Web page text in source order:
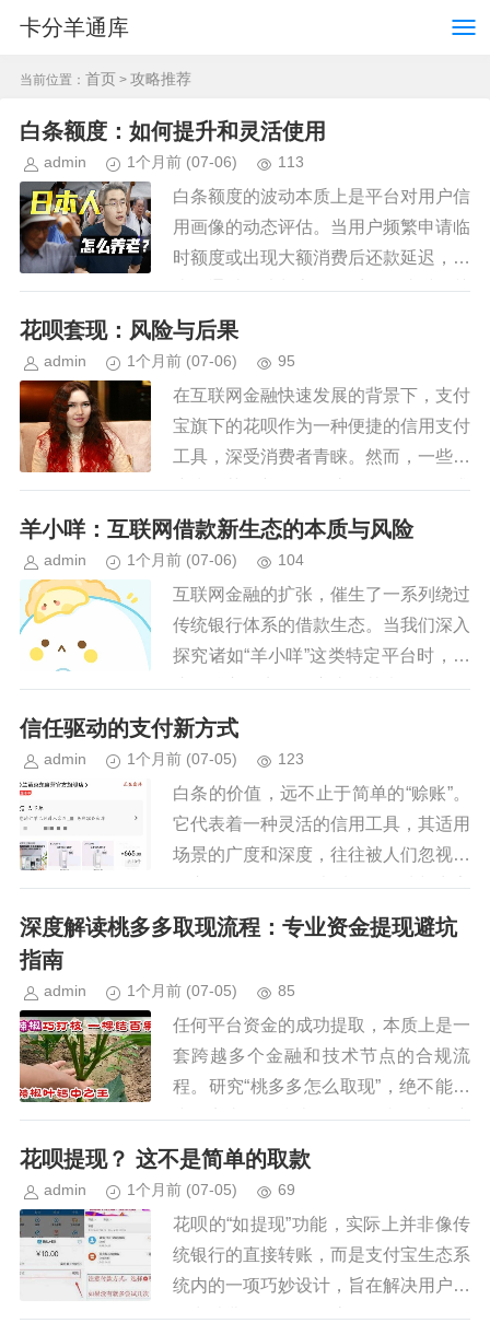
卡分羊通库
当前位置： 首页 > 攻略推荐
白条额度：如何提升和灵活使用
admin 1个月前 (07-06) 113
白条额度的波动本质上是平台对用户信
用画像的动态评估。当用户频繁申请临
时额度或出现大额消费后还款延迟，系
统会通过算法判定风险系数。此时需关
注账单周期内的消费频次与金额分布，
花呗套现：风险与后果
admin 1个月前 (07-06) 95
在互联网金融快速发展的背景下，支付
宝旗下的花呗作为一种便捷的信用支付
工具，深受消费者青睐。然而，一些用
户为了获取额外资金流动性，开始寻求
通过套现的方式来提取花呗额度内的资
羊小咩：互联网借款新生态的本质与风险
admin 1个月前 (07-06) 104
互联网金融的扩张，催生了一系列绕过
传统银行体系的借款生态。当我们深入
探究诸如“羊小咩”这类特定平台时，关
注的核心焦点绝不应止于其表面提供的
资金流动性本身，而必须将其置于广阔
信任驱动的支付新方式
admin 1个月前 (07-05) 123
白条的价值，远不止于简单的“赊账”。
它代表着一种灵活的信用工具，其适用
场景的广度和深度，往往被人们忽视。
核心在于，白条的本质是**一种与商家
或服务提供商之间的双向信任协议**。
深度解读桃多多取现流程：专业资金提现避坑
指南
admin 1个月前 (07-05) 85
任何平台资金的成功提取，本质上是一
套跨越多个金融和技术节点的合规流
程。研究“桃多多怎么取现”，绝不能止
步于点击操作指南层面，而必须从账户
结构、风控机制以及底层支付链路三个
花呗提现？ 这不是简单的取款
admin 1个月前 (07-05) 69
花呗的“如提现”功能，实际上并非像传
统银行的直接转账，而是支付宝生态系
统内的一项巧妙设计，旨在解决用户在
日常消费场景下资金流动性问题。理解